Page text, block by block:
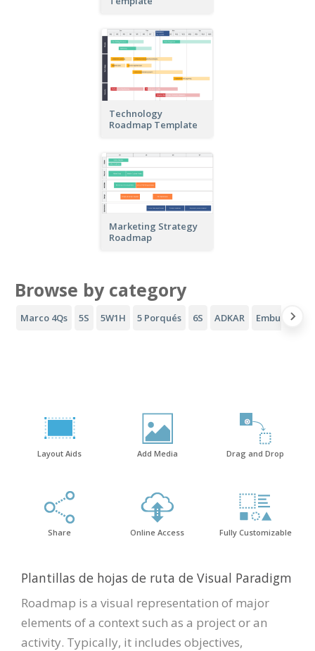
Technology
Roadmap Template
Marketing Strategy
Roadmap
Browse by category
Marco 4Qs 5S 5W1H 5 Porqués 6S ADKAR Embudo
Layout Aids Add Media Drag and Drop
Share Online Access Fully Customizable
Plantillas de hojas de ruta de Visual Paradigm
Roadmap is a visual representation of major
elements of a context such as a project or an
activity. Typically, it includes objectives,